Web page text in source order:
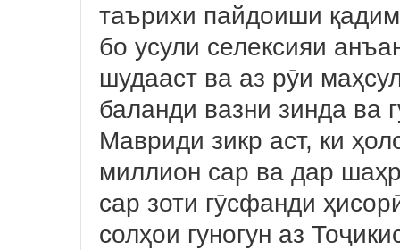
таърихи пайдоиши
бо усули селексияи
шудааст ва аз рӯи
баланди вазни зинда ва
Мавриди зикр аст, ки
миллион сар ва дар
сар зоти гӯсфанди
солҳои гуногун аз